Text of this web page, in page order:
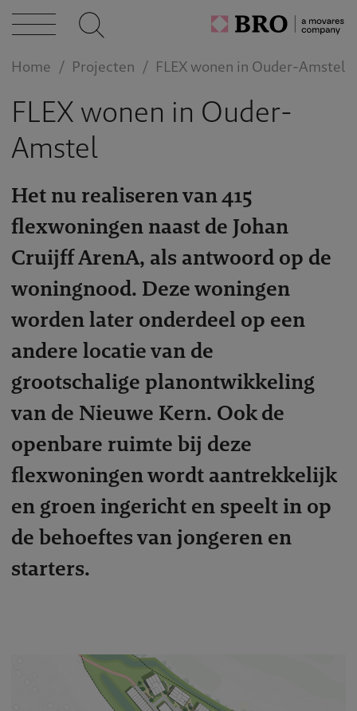
Home Projecten FLEX wonen in Ouder-Amstel
FLEX wonen in Ouder-
Amstel
Het nu realiseren van 415
flexwoningen naast de Johan
Cruijff ArenA, als antwoord op de
woningnood. Deze woningen
worden later onderdeel op een
andere locatie van de
grootschalige planontwikkeling
van de Nieuwe Kern. Ook de
openbare ruimte bij deze
flexwoningen wordt aantrekkelijk
en groen ingericht en speelt in op
de behoeftes van jongeren en
starters.